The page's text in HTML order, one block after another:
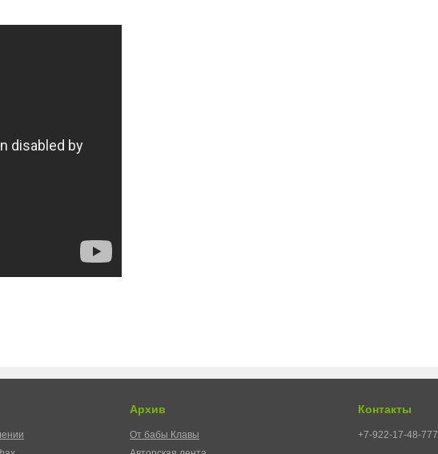
Архив
От бабы Клавы
Контакты
+7-922-17-48-777